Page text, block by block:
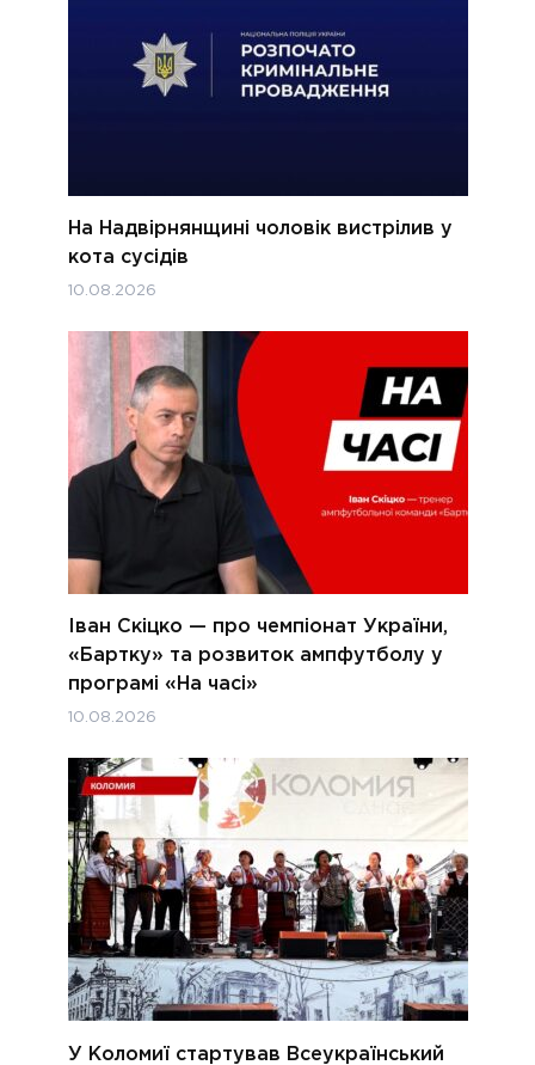
На Надвірнянщині чоловік вистрілив у
кота сусідів
10.08.2026
Іван Скіцко — про чемпіонат України,
«Бартку» та розвиток ампфутболу у
програмі «На часі»
10.08.2026
У Коломиї стартував Всеукраїнський